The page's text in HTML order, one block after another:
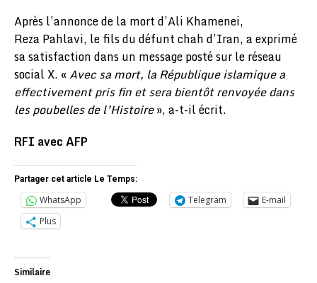
Après l’annonce de la mort d’Ali Khamenei,
Reza Pahlavi, le fils du défunt chah d’Iran, a exprimé
sa satisfaction dans un message posté sur le réseau
social X. « Avec sa mort, la République islamique a
effectivement pris fin et sera bientôt renvoyée dans
les poubelles de l’Histoire», a-t-il écrit.
RFI avec AFP
Partager cet article Le Temps:
WhatsApp Telegram
E-mail
Plus
Similaire